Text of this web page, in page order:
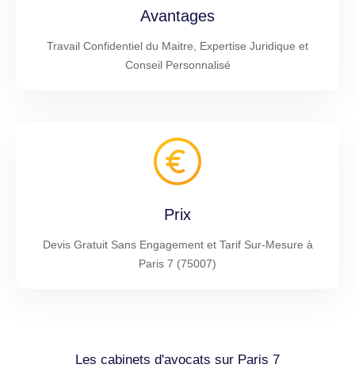
Avantages
Travail Confidentiel du Maitre, Expertise Juridique et
Conseil Personnalisé
Prix
Devis Gratuit Sans Engagement et Tarif Sur-Mesure à
Paris 7 (75007)
Les cabinets d'avocats sur Paris 7